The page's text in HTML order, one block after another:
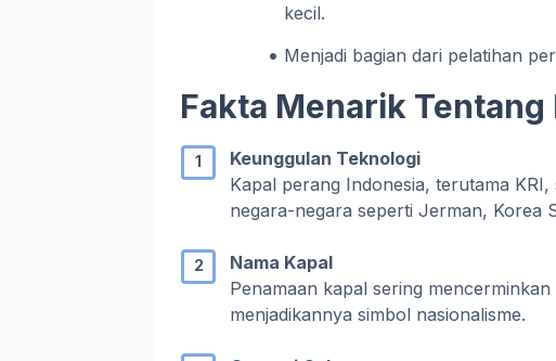
kecil.
Menjadi bagian dari pelatihan
Fakta Menarik Tentang
Keunggulan Teknologi
Kapal perang Indonesia, terutama
negara-negara seperti Jerman, Korea
Nama Kapal
Penamaan kapal sering
menjadikannya simbol nasionalisme.